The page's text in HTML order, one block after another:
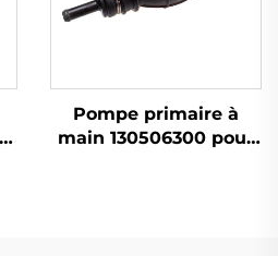
Pompe primaire à
main 130506300 pour